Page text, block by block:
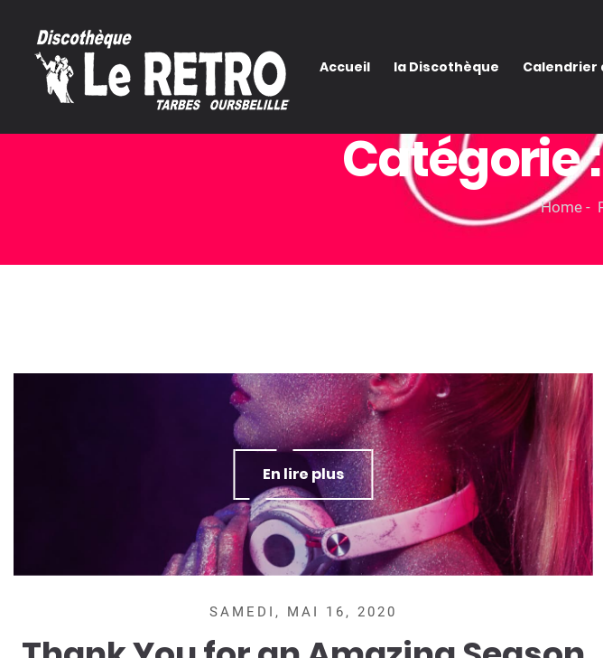
Accueil la Discothèque Calendrier
Catégorie
Home
En lire plus
SAMEDI, MAI 16, 2020